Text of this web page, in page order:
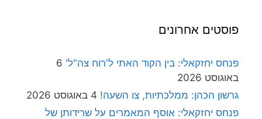
פוסטים אחרונים
פנחס יחזקאלי: בין הקוד האתי ל'רוח צה"ל' 6
באוגוסט 2026
גרשון הכהן: ממלכתיות, צו השעה! 4 באוגוסט 2026
פנחס יחזקאלי: אוסף המאמרים על שרידותן של